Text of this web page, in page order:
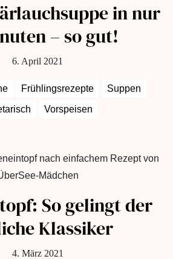
in nur
– so gut!
6. April 2021
Frühlingsrezepte
Suppen
Vorspeisen
So gelingt der
Klassiker
4. März 2021